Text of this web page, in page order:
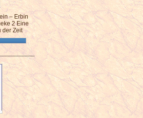
– Erbin
2 Eine
der Zeit